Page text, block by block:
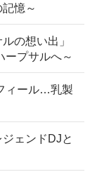
憶～
の想い出」
ープサルへ～
ィール…乳製
ェンドDJと